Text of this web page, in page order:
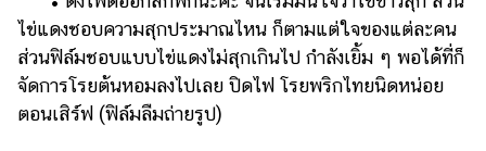
ไข่แดงชอบความสุกประมาณไหน ก็ตามแต่ใจของแต่ละคน
ส่วนฟิล์มชอบแบบไข่แดงไม่สุกเกินไป กำลังเยิ้ม ๆ พอได้ที่ก็
จัดการโรยต้นหอมลงไปเลย ปิดไฟ โรยพริกไทยนิดหน่อย
ตอนเสิร์ฟ (ฟิล์มลืมถ่ายรูป)